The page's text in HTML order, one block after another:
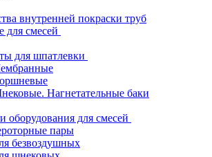
внутренней покраски труб
для смесей
для шпатлевки
Нагнетательные баки
оборудования для смесей
пары
безвоздушных